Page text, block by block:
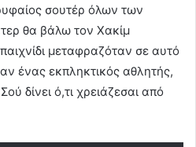
σουτέρ όλων των
θα βάλω τον Χακίμ
μεταφραζόταν σε αυτό
ένας εκπληκτικός αθλητής,
δίνει ό,τι χρειάζεσαι από